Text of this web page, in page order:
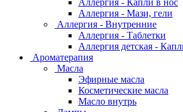
Аллергия - Мази, гели
Аллергия - Внутренние
Аллергия - Таблетки
Аллергия детская -
Ароматерапия
Масла
Эфирные масла
Косметические масла
Масло внутрь